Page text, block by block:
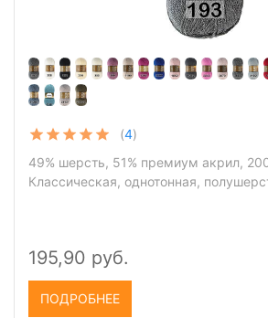
(4)
49% шерсть, 51% премиум акрил,
Классическая, однотонная,
195,90 руб.
ПОДРОБНЕЕ